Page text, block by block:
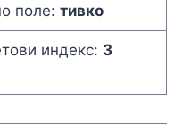
поле: тивко
индекс: 3